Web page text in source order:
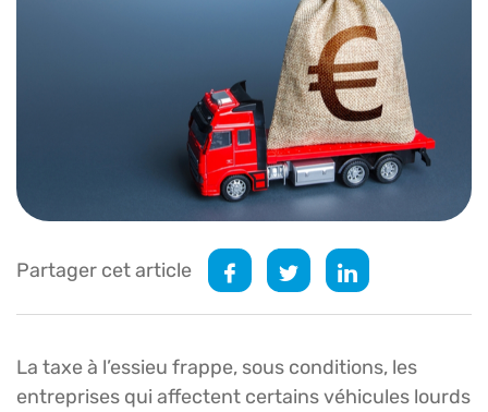
Partager cet article
La taxe à l’essieu frappe, sous conditions, les
entreprises qui affectent certains véhicules lourds